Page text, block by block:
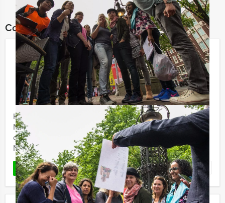
Combineer dit uitje met:
Pubquiz Lunch in Almere
Vanaf € 54,50 p.p. excl. BTW
Vanaf 12 personen ‐ 3 uur en 30 minuten
Holland Tour Guides organiseert de gezelligste quiz van
Nederland en België! Zeg maar gerust een unieke
combinatie tussen 'Ik Hou van Holland' en 'Dit was het
Nieuws' ...
LEES MEER Favoriet